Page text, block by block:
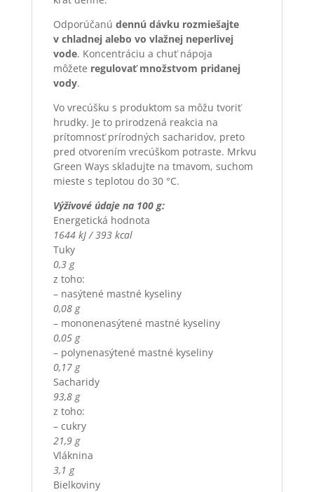
Odporúčanú dennú dávku rozmiešajte
v chladnej alebo vo vlažnej neperlivej
vode. Koncentráciu a chuť nápoja
môžete regulovať množstvom pridanej
vody.
Vo vrecúšku s produktom sa môžu tvoriť
hrudky. Je to prirodzená reakcia na
prítomnosť prírodných sacharidov, preto
pred otvorením vrecúškom potraste. Mrkvu
Green Ways skladujte na tmavom, suchom
mieste s teplotou do 30 °C.
Výživové údaje na 100 g:
Energetická hodnota
1644 kJ / 393 kcal
Tuky
0,3 g
z toho:
– nasýtené mastné kyseliny
0,08 g
– mononenasýtené mastné kyseliny
0,05 g
– polynenasýtené mastné kyseliny
0,17 g
Sacharidy
93,8 g
z toho:
– cukry
21,9 g
Vláknina
3,1 g
Bielkoviny